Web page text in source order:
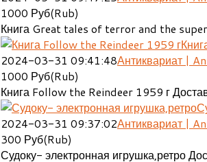
1000 Руб(Rub)
Книга Great tales of terror and the
2024-03-31 09:41:48Антиквариат |
1000 Руб(Rub)
Книга Follow the Reindeer 1959 г
2024-03-31 09:37:02Антиквариат |
300 Руб(Rub)
Судоку- электронная игрушка,ретро